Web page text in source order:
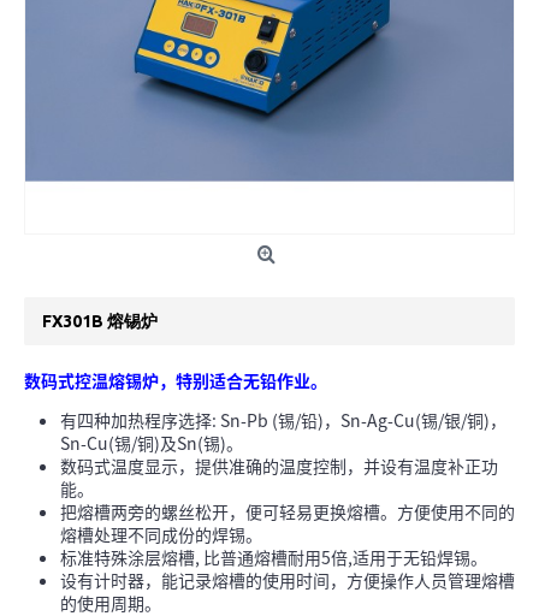
FX301B 熔锡炉
数码式控温熔锡炉，特别适合无铅作业。
有四种加热程序选择: Sn-Pb (锡/铅)，Sn-Ag-Cu(锡/银/铜)，
Sn-Cu(锡/铜)及Sn(锡)。
数码式温度显示，提供准确的温度控制，并设有温度补正功
能。
把熔槽两旁的螺丝松开，便可轻易更换熔槽。方便使用不同的
熔槽处理不同成份的焊锡。
标准特殊涂层熔槽, 比普通熔槽耐用5倍,适用于无铅焊锡。
设有计时器，能记录熔槽的使用时间，方便操作人员管理熔槽
的使用周期。